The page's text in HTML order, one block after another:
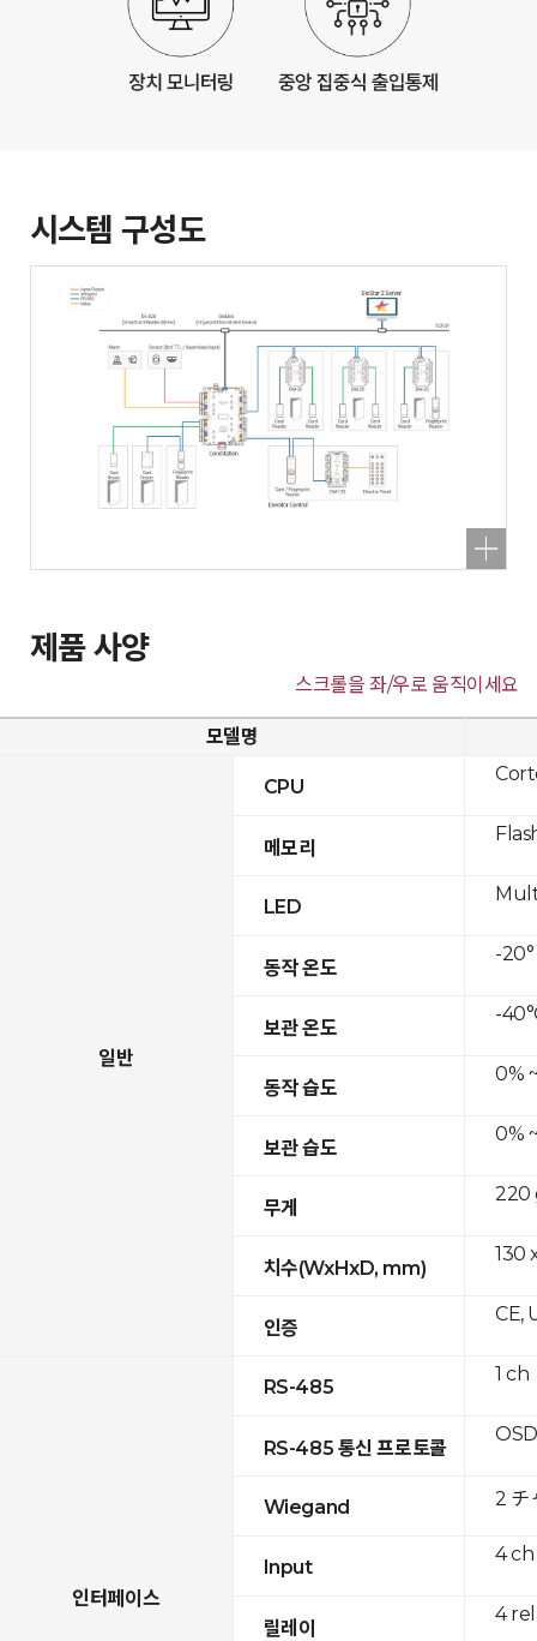
시스템 구성도
제품 사양
스크롤을 좌/우로 움직이세요
모델명
일반
CPU
메모리
LED
동작 온도
보관 온도
동작 습도
보관 습도
무게
치수(WxHxD, mm)
인증
인터페이스
RS-485
RS-485 통신 프로토콜
Wiegand
Input
릴레이
-20°
-
0%
0%
220
130
CE,
1 ch
2 チ
4 ch
4